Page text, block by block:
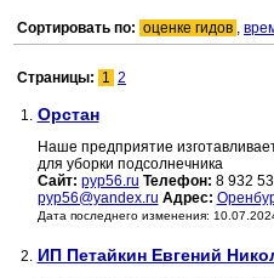
Сортировать по: оценке гидов ,
Страницы: 1 2
1. Орстан
Наше предприятие
для уборки подсолнечника
Сайт: pyp56.ru Телефон: 8 932
pyp56@yandex.ru Адрес:
Дата последнего изменения:
2. ИП Петайкин Евгений